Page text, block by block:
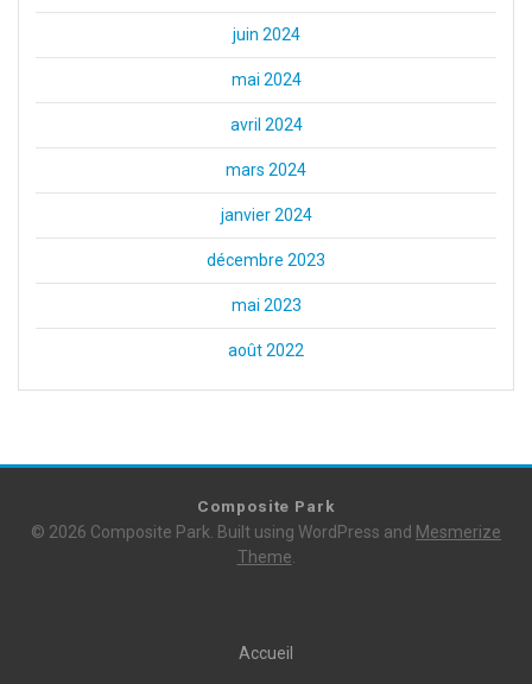
juin 2024
mai 2024
avril 2024
mars 2024
janvier 2024
décembre 2023
mai 2023
août 2022
Composite Park
© 2026 Composite Park. Built using WordPress and Mesmerize
Theme
Accueil